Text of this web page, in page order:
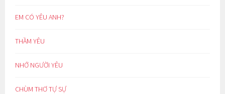
EM CÓ YÊU ANH?
THẦM YÊU
NHỚ NGƯỜI YÊU
CHÙM THƠ TỰ SỰ